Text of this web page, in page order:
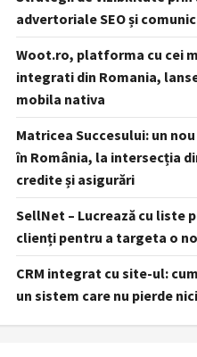
advertoriale SEO și
Woot.ro, platforma cu cei
integrati din Romania,
mobila nativa
Matricea Succesului: un
în România, la intersecția
credite și asigurări
SellNet – Lucrează cu liste
clienți pentru a targeta o
CRM integrat cu site-ul:
un sistem care nu pierde